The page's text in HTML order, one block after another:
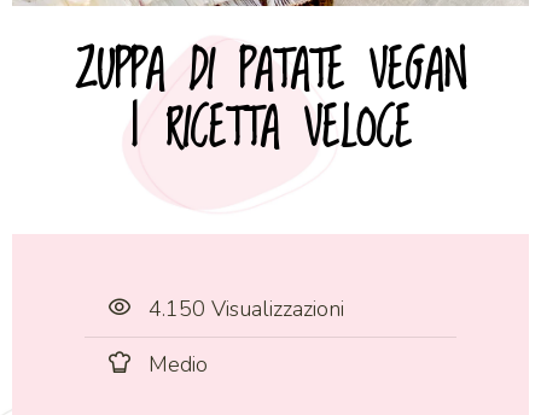
ZUPPA DI PATATE VEGAN
| RICETTA VELOCE
4.150 Visualizzazioni
Medio